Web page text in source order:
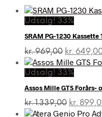
Udsalg! 33%
SRAM PG-1230
kr.969,00 Den
pris
kr.
kr.
Udsalg! 33%
Assos Mille GTS Forårs-
kr.1.339,00 Den
kr.